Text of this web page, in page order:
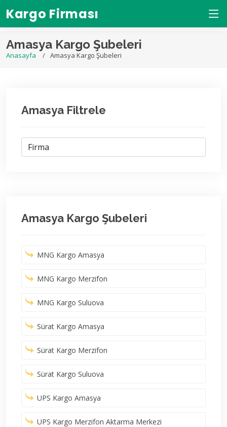
Kargo Firması
Amasya Kargo Şubeleri
Anasayfa Amasya Kargo Şubeleri
Amasya Filtrele
Amasya Kargo Şubeleri
MNG Kargo Amasya
MNG Kargo Merzifon
MNG Kargo Suluova
Sürat Kargo Amasya
Sürat Kargo Merzifon
Sürat Kargo Suluova
UPS Kargo Amasya
UPS Kargo Merzifon Aktarma Merkezi